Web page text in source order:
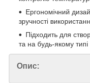
Ергономічний
зручності
Підходить для
та на будь-якому
Опис: